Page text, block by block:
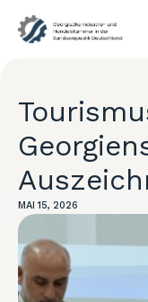
MAI 15, 2026